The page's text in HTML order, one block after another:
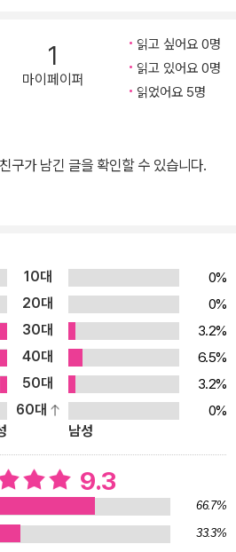
에서 시작해 불이 났을 때 출동하는 다양
위한 소방 장비, 이를 관리하는 소방서
의 모습까지 ‘소방’에 대한 모든 정보
니라고
가 나서 다친 사람이 생겼을 때, 길을
때, 민가로 내려와 논밭을 헤집고 다니
요. ‘긴급 구조 119’라는 말처럼, 생명
리는 자동적으로 119에 구조 요청을
출동해 사람들을 위험으로부터 구하
라고 부른답니다. 지난 한 해 동안 119로
정도였다고 해요. 1분마다 22번, 3초마
요. 가장 많은 요청은 물론, 화재 및 구
예전에는 소방관의 업무가 단어 뜻 그
뿐이었어요. 소방 활동에 대한 최초의
지금은 달라요. 화재 현장으로 출동해
발생하지 않도록 미리 대비하기, 안전 교
람 구조하기 등 각종 재난 상황에 대처
전화에는 실제
1
마이페이퍼
읽고 싶어요 0명
읽고 있어요 0명
읽었어요 5명
구가 남긴 글을 확인할 수 있습니다.
10대
0%
20대
0%
30대
3.2%
40대
6.5%
50대
3.2%
60대
0%
남성
9.3
66.7%
33.3%